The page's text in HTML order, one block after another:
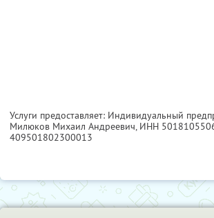
Услуги предоставляет: Индивидуальный
Милюков Михаил Андреевич, ИНН
409501802300013